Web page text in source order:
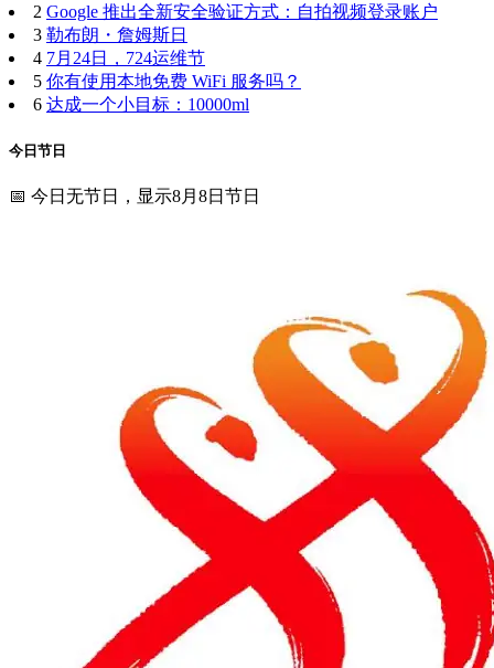
2 Google 推出全新安全验证方式：自拍视频登录账户
3 勒布朗・詹姆斯日
4 7月24日，724运维节
5 你有使用本地免费 WiFi 服务吗？
6 达成一个小目标：10000ml
今日节日
📅 今日无节日，显示8月8日节日